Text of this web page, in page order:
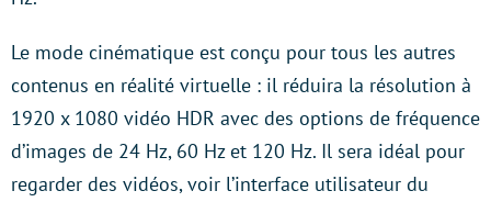
Le mode cinématique est conçu pour tous les autres
contenus en réalité virtuelle : il réduira la résolution à
1920 x 1080 vidéo HDR avec des options de fréquence
d’images de 24 Hz, 60 Hz et 120 Hz. Il sera idéal pour
regarder des vidéos, voir l’interface utilisateur du